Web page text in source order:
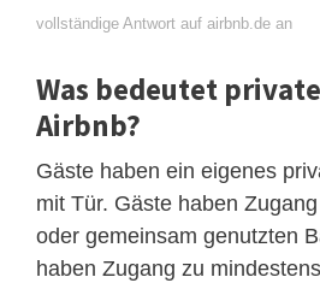
vollständige Antwort auf airbnb.de an
Was bedeutet
Airbnb?
Gäste haben ein eigenes
mit Tür. Gäste haben
oder gemeinsam genutzten
haben Zugang zu